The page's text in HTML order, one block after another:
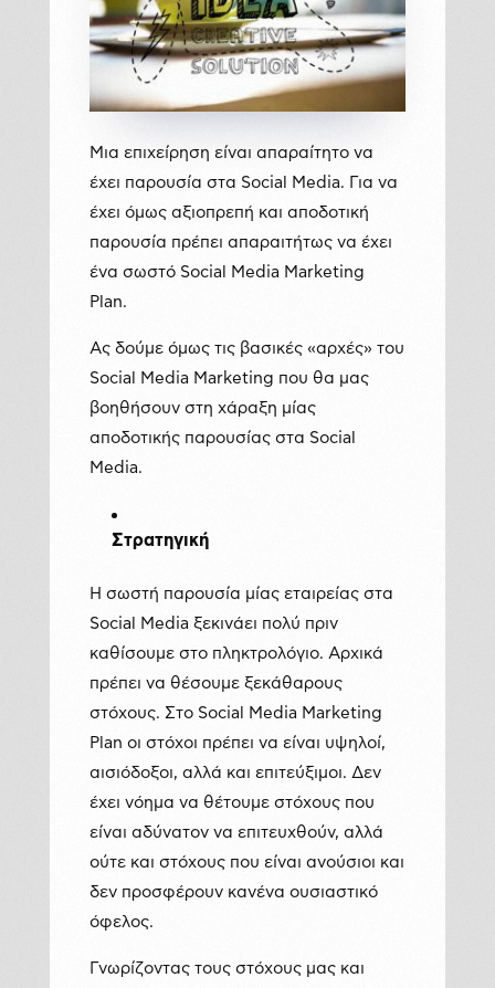
Μια επιχείρηση είναι απαραίτητο να
έχει παρουσία στα Social Media. Για να
έχει όμως αξιοπρεπή και αποδοτική
παρουσία πρέπει απαραιτήτως να έχει
ένα σωστό Social Media Marketing
Plan.
Ας δούμε όμως τις βασικές «αρχές» του
Social Media Marketing που θα μας
βοηθήσουν στη χάραξη μίας
αποδοτικής παρουσίας στα Social
Media.
Στρατηγική
Η σωστή παρουσία μίας εταιρείας στα
Social Media ξεκινάει πολύ πριν
καθίσουμε στο πληκτρολόγιο. Αρχικά
πρέπει να θέσουμε ξεκάθαρους
στόχους. Στο Social Media Marketing
Plan οι στόχοι πρέπει να είναι υψηλοί,
αισιόδοξοι, αλλά και επιτεύξιμοι. Δεν
έχει νόημα να θέτουμε στόχους που
είναι αδύνατον να επιτευχθούν, αλλά
ούτε και στόχους που είναι ανούσιοι και
δεν προσφέρουν κανένα ουσιαστικό
όφελος.
Γνωρίζοντας τους στόχους μας και